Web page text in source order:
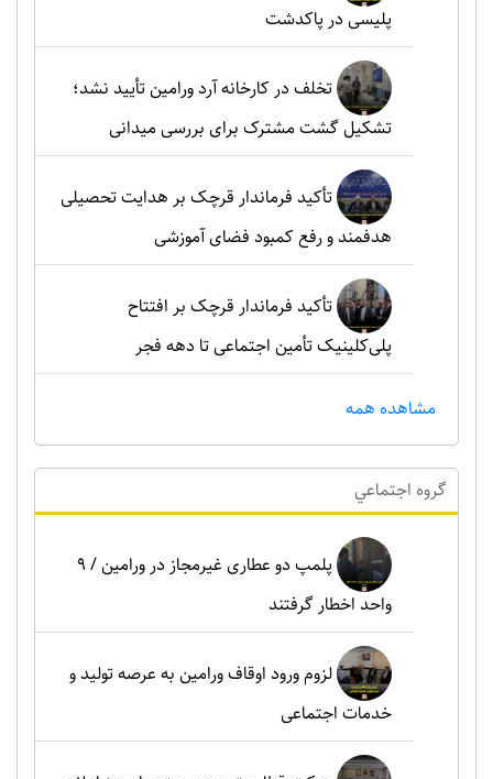
پلیسی در پاکدشت
تخلف در کارخانه آرد ورامین تأیید نشد؛
تشکیل گشت مشترک برای بررسی میدانی
تأکید فرماندار قرچک بر هدایت تحصیلی
هدفمند و رفع کمبود فضای آموزشی
تأکید فرماندار قرچک بر افتتاح
پلی‌کلینیک تأمین اجتماعی تا دهه فجر
مشاهده همه
گروه اجتماعي
پلمپ دو عطاری غیرمجاز در ورامین / ۹
واحد اخطار گرفتند
لزوم ورود اوقاف ورامین به عرصه تولید و
خدمات اجتماعی